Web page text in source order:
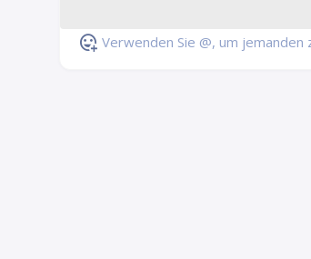
Verwenden Sie @, um jemanden